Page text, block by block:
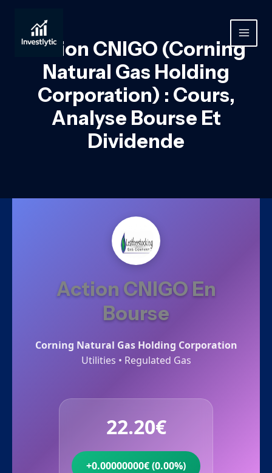
contenu
MAIN
Action CNIGO (Corning
Natural Gas Holding
Corporation) : Cours,
Analyse Bourse Et
Dividende
Action CNIGO En
Bourse
Corning Natural Gas Holding Corporation
Utilities • Regulated Gas
22.20€
+0.00000000€ (0.00%)